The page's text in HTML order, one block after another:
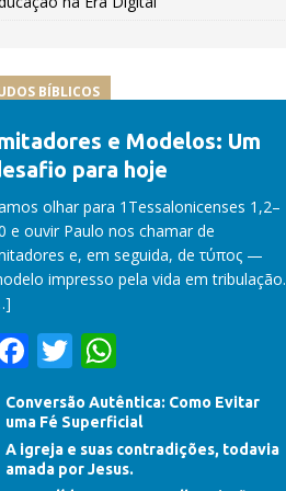
BÍBLICOS
e Modelos: Um
para hoje
olhar para 1Tessalonicenses 1,2–
e ouvir Paulo nos chamar de
e, em seguida, de τύπος —
impresso pela vida em tribulação.
F
e
b
T
w
itt
er
W
h
at
s
Conversão Autêntica: Como Evitar
uma Fé Superficial
A igreja e suas contradições, todavia
amada por Jesus.